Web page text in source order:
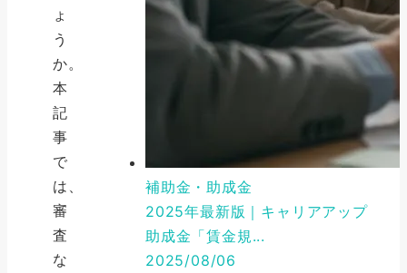
ょ
う
か。
本
記
事
で
は、
審
査
な
補助金・助成金
2025年最新版｜キャリアアップ
助成金「賃金規...
2025/08/06